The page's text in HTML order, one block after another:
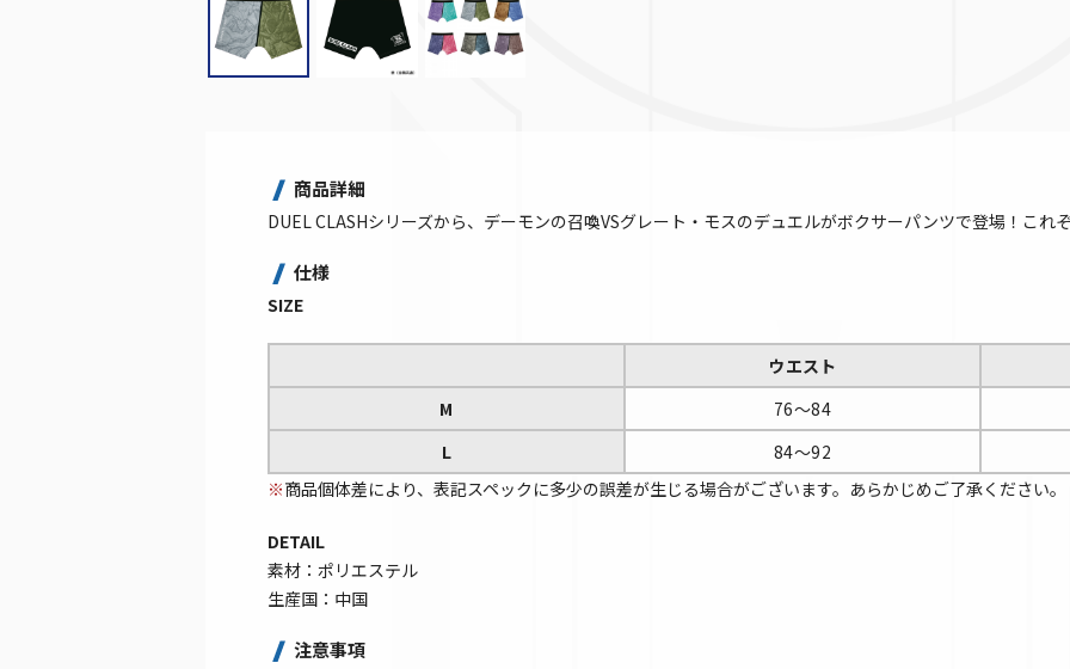
商品詳細
DUEL CLASHシリーズから、デーモンの召喚VSグレート・モスのデュエルがボクサーパンツで登場！これ
仕様
SIZE
ウエスト
M
76～84
L
84～92
※商品個体差により、表記スペックに多少の誤差が生じる場合がございます。あらかじめご了承ください。
DETAIL
素材：ポリエステル
生産国：中国
注意事項